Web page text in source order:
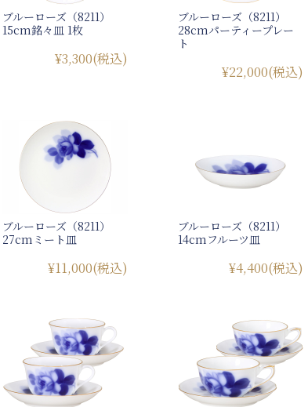
ブルーローズ（8211）
15cm銘々皿 1枚
¥3,300(税込)
ブルーローズ（8211）
28cmパーティープレー
ト
¥22,000(税込)
ブルーローズ（8211）
27cmミート皿
¥11,000(税込)
ブルーローズ（8211）
14cmフルーツ皿
¥4,400(税込)